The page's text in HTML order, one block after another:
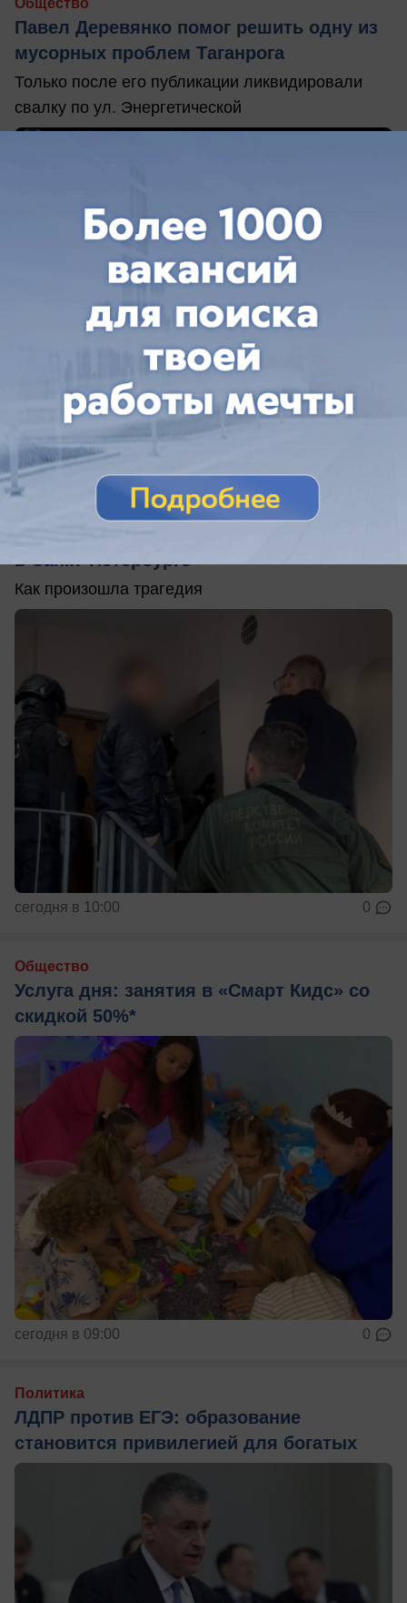
Общество
Павел Деревянко помог решить одну из
мусорных проблем Таганрога
Только после его публикации ликвидировали
свалку по ул. Энергетической
сегодня в 11:00
Происшествия
Труп не нашли: в Таганроге задержали
в Санкт-Петербурге
Как произошла трагедия
сегодня в 10:00 0
Общество
Услуга дня: занятия в «Смарт Кидс» со
скидкой 50%*
сегодня в 09:00 0
Политика
ЛДПР против ЕГЭ: образование
становится привилегией для богатых